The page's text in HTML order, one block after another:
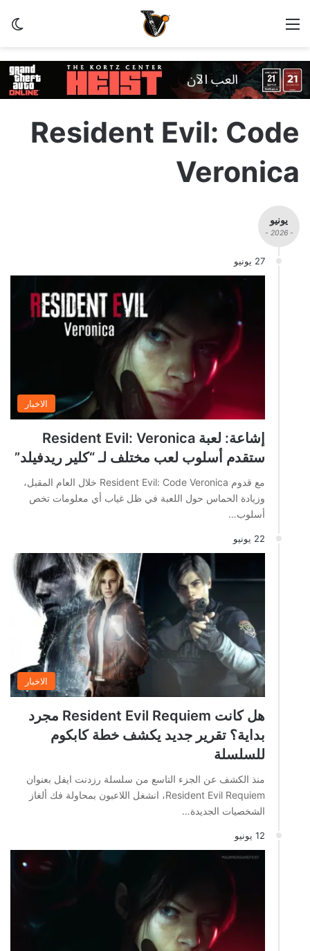
القائمة
Resident Evil: Code
Veronica
يونيو
- 2026 -
27 يونيو
الاخبار
إشاعة: لعبة Resident Evil: Veronica
ستقدم أسلوب لعب مختلف لـ “كلير ريدفيلد”
مع قدوم Resident Evil: Code Veronica خلال العام المقبل،
وزيادة الحماس حول اللعبة في ظل غياب أي معلومات تخص
أسلوب…
22 يونيو
الاخبار
هل كانت Resident Evil Requiem مجرد
بداية؟ تقرير جديد يكشف خطة كابكوم
للسلسلة
منذ الكشف عن الجزء التاسع من سلسلة رزدنت ايفل بعنوان
Resident Evil Requiem، انشغل اللاعبون بمحاولة فك ألغاز
الشخصيات الجديدة…
12 يونيو